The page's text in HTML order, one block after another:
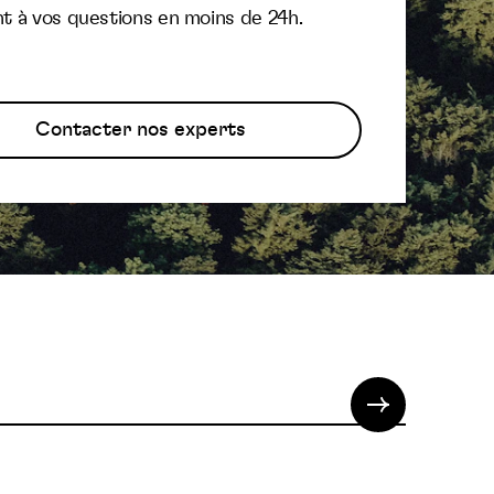
à vos questions en moins de 24h.
Contacter nos experts